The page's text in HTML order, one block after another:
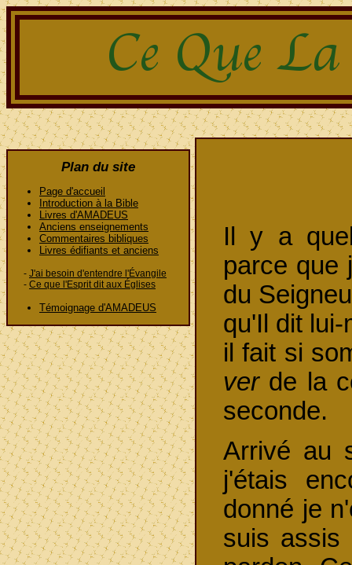
Plan du site
Page d'accueil
Introduction à la Bible
Livres d'AMADEUS
Anciens enseignements
Commentaires bibliques
Livres édifiants et anciens
- J'ai besoin d'entendre l'Évangile
- Ce que l'Esprit dit aux Églises
Témoignage d'AMADEUS
Il y a
parce que
du
qu'Il dit
il fait si
verde la
seconde.
Arrivé au
j'étais
donné je
suis assis